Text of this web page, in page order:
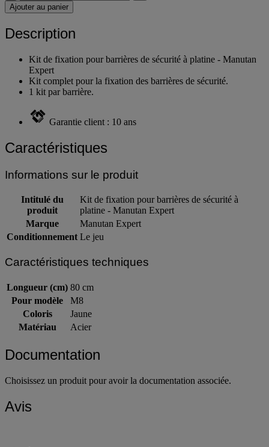
Ajouter au panier
Description
Kit de fixation pour barrières de sécurité à platine - Manutan
Expert
Kit complet pour la fixation des barrières de sécurité.
1 kit par barrière.
Garantie client : 10 ans
Caractéristiques
Informations sur le produit
Intitulé du
produit
Kit de fixation pour barrières de sécurité à
platine - Manutan Expert
Marque
Manutan Expert
Conditionnement Le jeu
Caractéristiques techniques
Longueur (cm) 80 cm
Pour modèle
M8
Coloris
Jaune
Matériau
Acier
Documentation
Choisissez un produit pour avoir la documentation associée.
Avis